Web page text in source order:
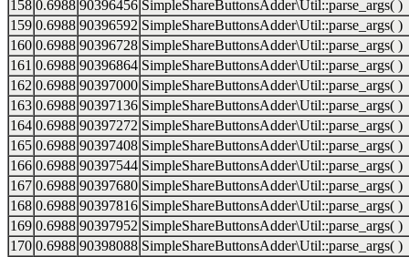
158 0.6988 90396456 SimpleShareButtonsAdder\Util::parse_args( )
159 0.6988 90396592 SimpleShareButtonsAdder\Util::parse_args( )
160 0.6988 90396728 SimpleShareButtonsAdder\Util::parse_args( )
161 0.6988 90396864 SimpleShareButtonsAdder\Util::parse_args( )
162 0.6988 90397000 SimpleShareButtonsAdder\Util::parse_args( )
163 0.6988 90397136 SimpleShareButtonsAdder\Util::parse_args( )
164 0.6988 90397272 SimpleShareButtonsAdder\Util::parse_args( )
165 0.6988 90397408 SimpleShareButtonsAdder\Util::parse_args( )
166 0.6988 90397544 SimpleShareButtonsAdder\Util::parse_args( )
167 0.6988 90397680 SimpleShareButtonsAdder\Util::parse_args( )
168 0.6988 90397816 SimpleShareButtonsAdder\Util::parse_args( )
169 0.6988 90397952 SimpleShareButtonsAdder\Util::parse_args( )
170 0.6988 90398088 SimpleShareButtonsAdder\Util::parse_args( )